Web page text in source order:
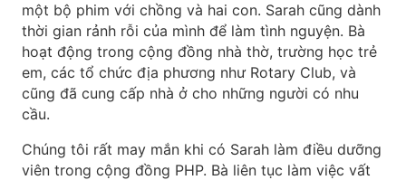
một bộ phim với chồng và hai con. Sarah cũng dành
thời gian rảnh rỗi của mình để làm tình nguyện. Bà
hoạt động trong cộng đồng nhà thờ, trường học trẻ
em, các tổ chức địa phương như Rotary Club, và
cũng đã cung cấp nhà ở cho những người có nhu
cầu.
Chúng tôi rất may mắn khi có Sarah làm điều dưỡng
viên trong cộng đồng PHP. Bà liên tục làm việc vất